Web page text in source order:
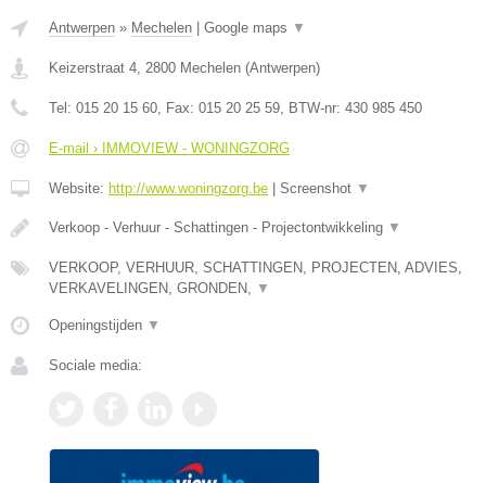
Antwerpen » Mechelen Google maps ▼
Keizerstraat 4 2800 Mechelen (Antwerpen)
Tel: 015 20 15 60 , Fax: 015 20 25 59 , BTW-nr: 430 985 450
E-mail › IMMOVIEW - WONINGZORG
Website: http://www.woningzorg.be Screenshot ▼
Verkoop - Verhuur - Schattingen - Projectontwikkeling ▼
VERKOOP, VERHUUR, SCHATTINGEN, PROJECTEN, ADVIES,
VERKAVELINGEN, GRONDEN,
▼
Openingstijden ▼
Sociale media: